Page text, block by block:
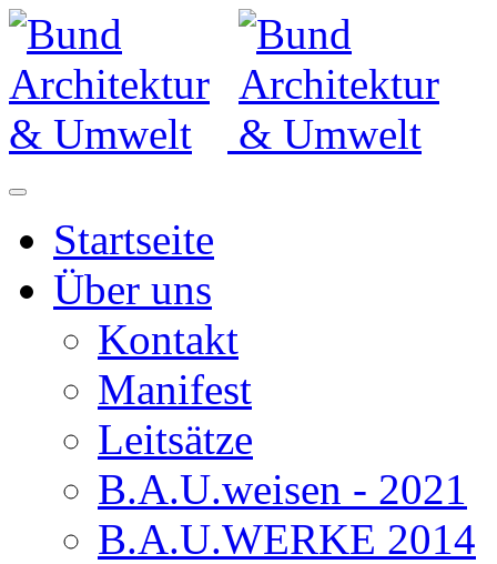
Startseite
Über uns
Kontakt
Manifest
Leitsätze
B.A.U.weisen - 2021
B.A.U.WERKE 2014